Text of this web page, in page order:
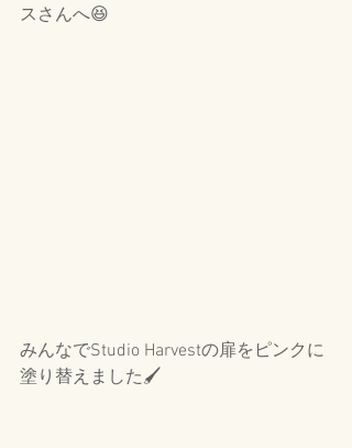
スさんへ😆
みんなでStudio Harvestの扉をピンクに
塗り替えました🖌